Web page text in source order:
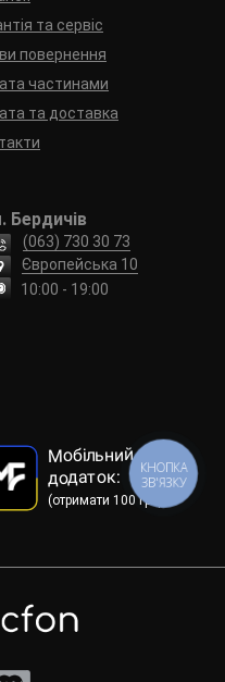
та сервіс
повернення
та доставка
частинами
Бердичів
Європейська 10
10:00 - 19:00
(063) 730 30 73
Мобільний
додаток:
(отримати 100 грн)
КНОПКА
ЗВ'ЯЗКУ